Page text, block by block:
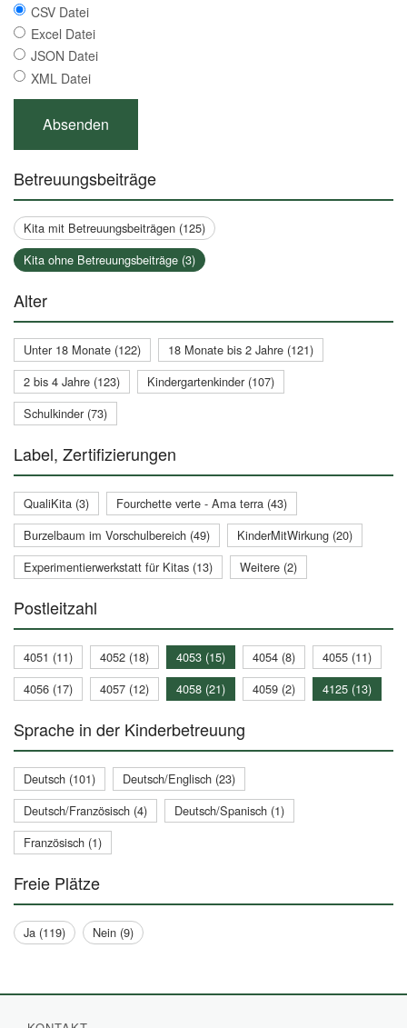
CSV Datei
Excel Datei
JSON Datei
XML Datei
Betreuungsbeiträge
Kita mit Betreuungsbeiträgen (125)
Kita ohne Betreuungsbeiträge (3)
Alter
Unter 18 Monate (122)
18 Monate bis 2 Jahre (121)
2 bis 4 Jahre (123)
Kindergartenkinder (107)
Schulkinder (73)
Label, Zertifizierungen
QualiKita (3)
Fourchette verte - Ama terra (43)
Burzelbaum im Vorschulbereich (49)
KinderMitWirkung (20)
Experimentierwerkstatt für Kitas (13)
Weitere (2)
Postleitzahl
4051 (11) 4052 (18) 4053 (15) 4054 (8)
4055 (11)
4056 (17)
4057 (12) 4058 (21) 4059 (2) 4125 (13)
Sprache in der Kinderbetreuung
Deutsch (101)
Deutsch/Englisch (23)
Deutsch/Französisch (4)
Deutsch/Spanisch (1)
Französisch (1)
Freie Plätze
Ja (119) Nein (9)